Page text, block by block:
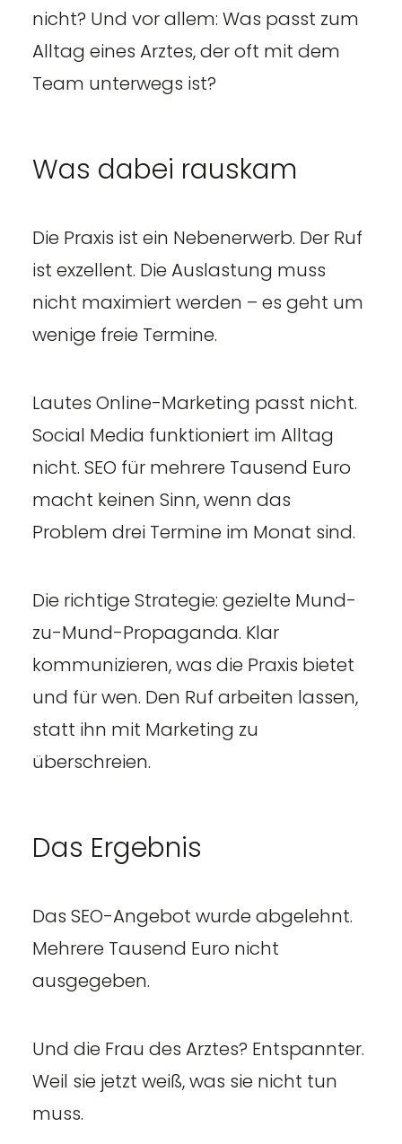
nicht? Und vor allem: Was passt zum
Alltag eines Arztes, der oft mit dem
Team unterwegs ist?
Was dabei rauskam
Die Praxis ist ein Nebenerwerb. Der Ruf
ist exzellent. Die Auslastung muss
nicht maximiert werden – es geht um
wenige freie Termine.
Lautes Online-Marketing passt nicht.
Social Media funktioniert im Alltag
nicht. SEO für mehrere Tausend Euro
macht keinen Sinn, wenn das
Problem drei Termine im Monat sind.
Die richtige Strategie: gezielte Mund-
zu-Mund-Propaganda. Klar
kommunizieren, was die Praxis bietet
und für wen. Den Ruf arbeiten lassen,
statt ihn mit Marketing zu
überschreien.
Das Ergebnis
Das SEO-Angebot wurde abgelehnt.
Mehrere Tausend Euro nicht
ausgegeben.
Und die Frau des Arztes? Entspannter.
Weil sie jetzt weiß, was sie nicht tun
muss.